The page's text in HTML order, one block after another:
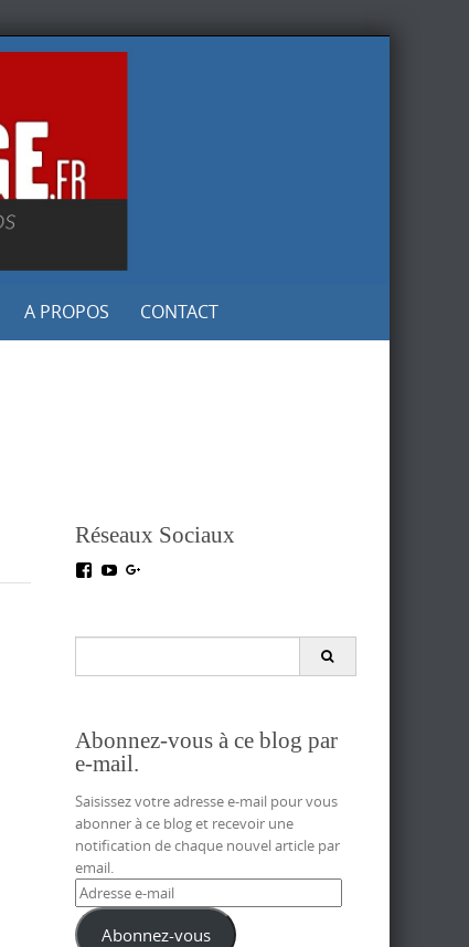
A PROPOS CONTACT
Réseaux Sociaux
Voir
testoutillage
Facebook
Voir
UC5crr0I4Ey688Hu1IMBwWRA
YouTube
+Test-
sur
Abonnez-vous à ce blog par
e-mail.
Saisissez votre adresse e-mail pour vous
abonner à ce blog et recevoir une
notification de chaque nouvel article par
email.
Adresse
e-
mail Abonnez-vous